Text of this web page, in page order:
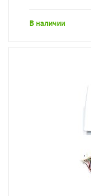
В наличии